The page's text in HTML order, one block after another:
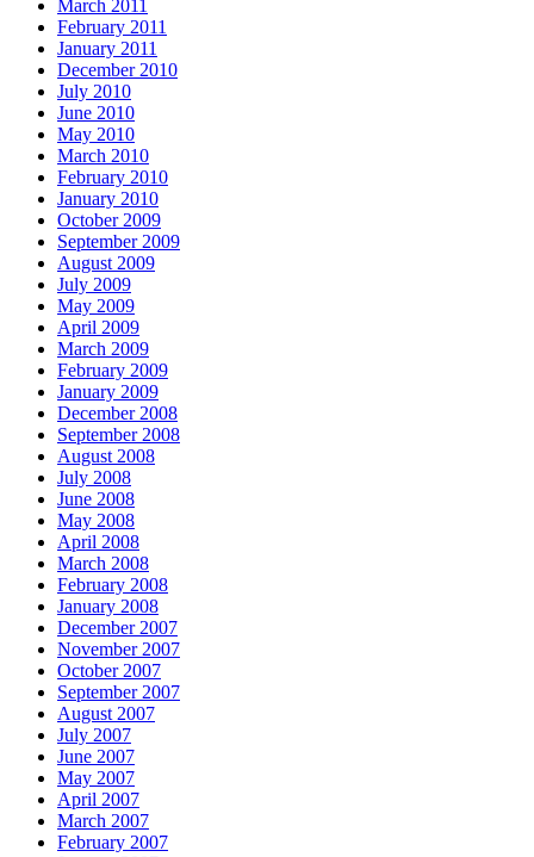
March 2011
February 2011
January 2011
December 2010
July 2010
June 2010
May 2010
March 2010
February 2010
January 2010
October 2009
September 2009
August 2009
July 2009
May 2009
April 2009
March 2009
February 2009
January 2009
December 2008
September 2008
August 2008
July 2008
June 2008
May 2008
April 2008
March 2008
February 2008
January 2008
December 2007
November 2007
October 2007
September 2007
August 2007
July 2007
June 2007
May 2007
April 2007
March 2007
February 2007